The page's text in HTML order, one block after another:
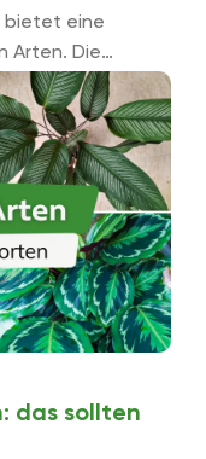
bietet eine
Arten. Die
sind
und
das sollten